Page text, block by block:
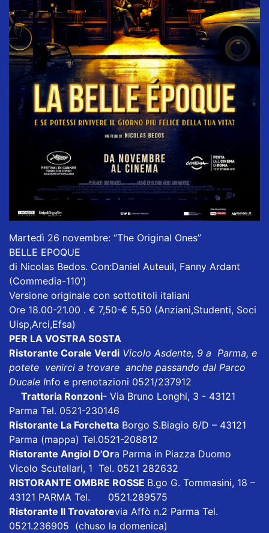
Martedì 26 novembre: “The Original Ones”
BELLE EPOQUE
di Nicolas Bedos. Con:Daniel Auteuil, Fanny Ardant
(Commedia-110')
Versione originale con sottotitoli italiani
Ore 18.00-21.00 . € 7,50-€ 5,50 (Anziani,Studenti, Soci
Uisp,Arci,Efsa)
PER LA VOSTRA SOSTA
Ristorante Corale Verdi Vicolo Asdente, 9 a Parma, e
potete venirci a trovare anche passando dal Parco
Ducale Info e prenotazioni 0521/237912
Trattoria Ronzoni- Via Bruno Longhi, 3 - 43121
Parma Tel. 0521-230146
Ristorante La Forchetta Borgo S.Biagio 6/D – 43121
Parma (mappa) Tel.0521-208812
Ristorante Angiol D'Ora Parma in Piazza Duomo
Vicolo Scutellari, 1 Tel. 0521 282632
RISTORANTE OMBRE ROSSE B.go G. Tommasini, 18 –
43121 PARMA Tel. 0521.289575
Ristorante Il Trovatorevia Affò n.2 Parma Tel.
0521.236905 (chuso la domenica)